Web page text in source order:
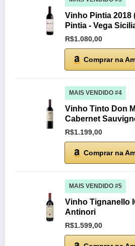
Vinho Pintia 2018
Pintia - Vega
R$1.080,00
Comprar na
MAIS VENDIDO #4
Vinho Tinto Don
Cabernet
R$1.199,00
Comprar na
MAIS VENDIDO #5
Vinho Tignanello
Antinori
R$1.599,00